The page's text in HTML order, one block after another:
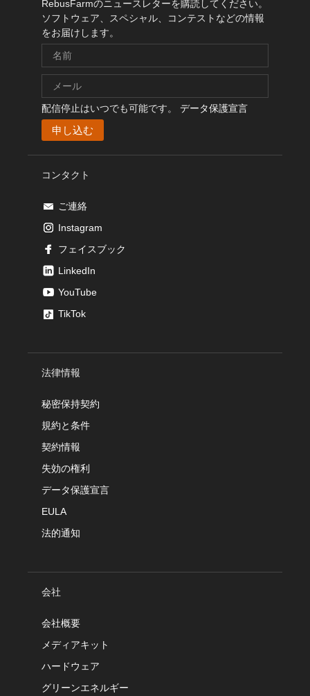
RebusFarmのニュースレターを購読してください。
ソフトウェア、スペシャル、コンテストなどの情報
をお届けします。
配信停止はいつでも可能です。 データ保護宣言
コンタクト
ご連絡
Instagram
フェイスブック
LinkedIn
YouTube
TikTok
法律情報
秘密保持契約
規約と条件
契約情報
失効の権利
データ保護宣言
EULA
法的通知
会社
会社概要
メディアキット
ハードウェア
グリーンエネルギー